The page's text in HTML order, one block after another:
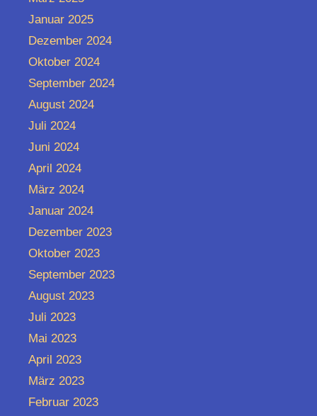
Januar 2025
Dezember 2024
Oktober 2024
September 2024
August 2024
Juli 2024
Juni 2024
April 2024
März 2024
Januar 2024
Dezember 2023
Oktober 2023
September 2023
August 2023
Juli 2023
Mai 2023
April 2023
März 2023
Februar 2023